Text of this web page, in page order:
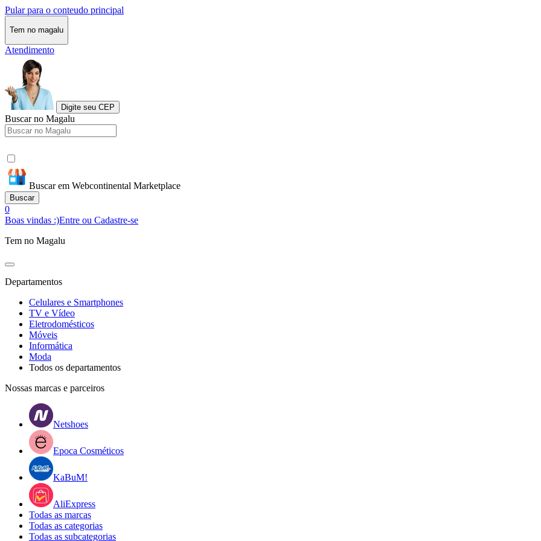
Pular para o conteudo principal
Tem no magalu
Atendimento
Digite seu CEP
Buscar no Magalu
Buscar em Webcontinental Marketplace
Buscar
0
Boas vindas :)Entre ou Cadastre-se
Tem no Magalu
Departamentos
Celulares e Smartphones
TV e Vídeo
Eletrodomésticos
Móveis
Informática
Moda
Todos os departamentos
Nossas marcas e parceiros
Netshoes
Epoca Cosméticos
KaBuM!
AliExpress
Todas as marcas
Todas as categorias
Todas as subcategorias